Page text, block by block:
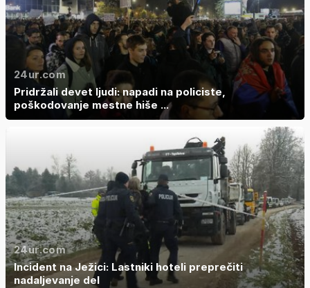
24ur.com
Pridržali devet ljudi: napadi na policiste,
poškodovanje mestne hiše ...
24ur.com
Incident na Ježici: Lastniki hoteli preprečiti
nadaljevanje del